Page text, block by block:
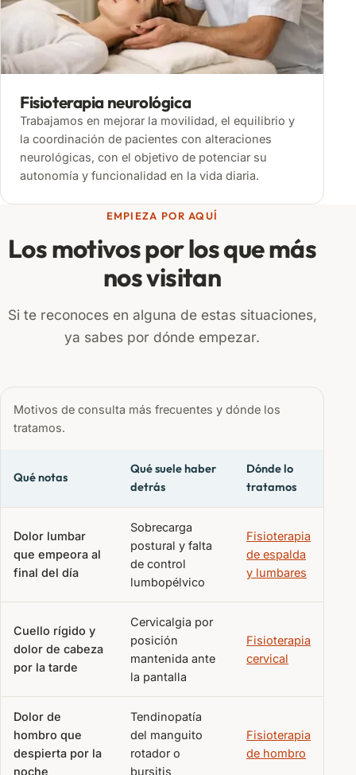
Fisioterapia neurológica
Trabajamos en mejorar la movilidad, el equilibrio y
la coordinación de pacientes con alteraciones
neurológicas, con el objetivo de potenciar su
autonomía y funcionalidad en la vida diaria.
EMPIEZA POR AQUÍ
Los motivos por los que más
nos visitan
Si te reconoces en alguna de estas situaciones,
ya sabes por dónde empezar.
Motivos de consulta más frecuentes y dónde los
tratamos.
Qué notas
Qué suele haber
detrás
Dónde lo
tratamos
Dolor lumbar
que empeora al
final del día
Sobrecarga
postural y falta
de control
lumbopélvico
Fisioterapia
de espalda
y lumbares
Cuello rígido y
dolor de cabeza
por la tarde
Cervicalgia por
posición
mantenida ante
la pantalla
Fisioterapia
cervical
Dolor de
hombro que
despierta por la
noche
Tendinopatía
del manguito
rotador o
bursitis
Fisioterapia
de hombro